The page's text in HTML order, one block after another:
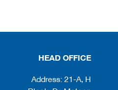
HEAD OFFICE
Address: 21-A, H